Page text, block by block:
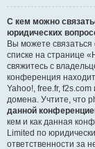
С кем можно
юридических
Вы можете
списке на странице
свяжитесь с
конференция
Yahoo!, free.fr,
домена. Учтите, что
данной
кем и как данная
Limited по
ответственности за